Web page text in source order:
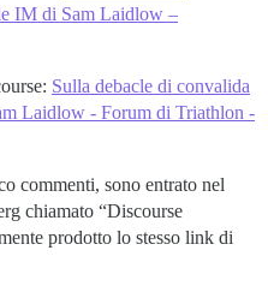
IM di Sam Laidlow –
Sulla debacle di convalida
Laidlow - Forum di Triathlon -
commenti, sono entrato nel
chiamato “Discourse
prodotto lo stesso link di